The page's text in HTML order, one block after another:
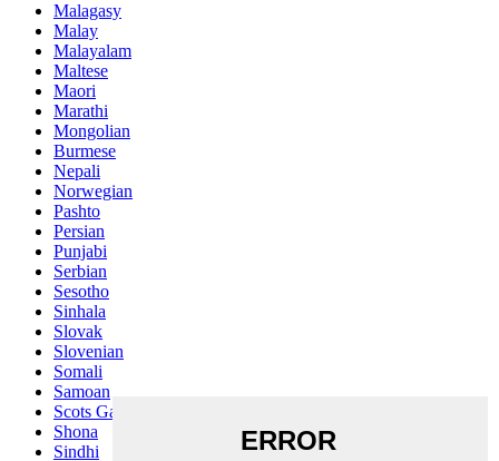
Malagasy
Malay
Malayalam
Maltese
Maori
Marathi
Mongolian
Burmese
Nepali
Norwegian
Pashto
Persian
Punjabi
Serbian
Sesotho
Sinhala
Slovak
Slovenian
Somali
Samoan
Scots Gaelic
Shona
Sindhi